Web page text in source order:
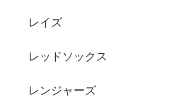
レイズ
レッドソックス
レンジャーズ